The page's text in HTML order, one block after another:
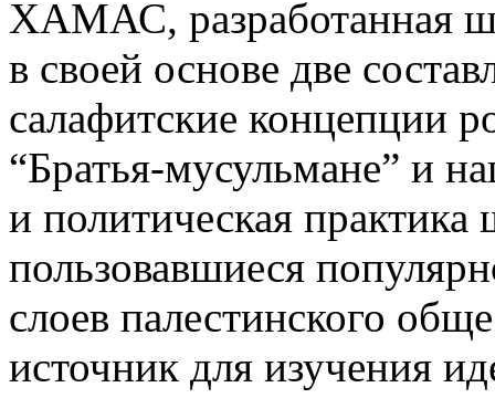
ХАМАС, разработанная
в своей основе две
салафитские концепции
“Братья-мусульмане” и
и политическая
пользовавшиеся
слоев палестинского
источник для изучения